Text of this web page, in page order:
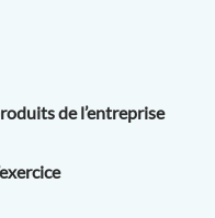
de l’entreprise